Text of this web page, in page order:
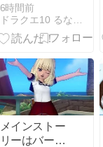
6時間前
ドラクエ10 るなめりのゆるっとドラクエライフ
メインストー
リーはバージ